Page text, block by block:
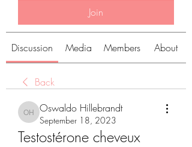
Join
Discussion Media Members About
Back
Oswaldo Hillebrandt
Oswaldo Hillebrandt
September 18, 2023
Testostérone cheveux